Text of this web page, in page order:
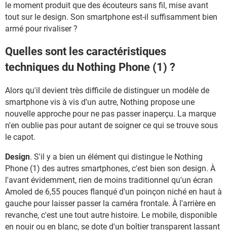
le moment produit que des écouteurs sans fil, mise avant
tout sur le design. Son smartphone est-il suffisamment bien
armé pour rivaliser ?
Quelles sont les caractéristiques
techniques du Nothing Phone (1) ?
Alors qu'il devient très difficile de distinguer un modèle de
smartphone vis à vis d'un autre, Nothing propose une
nouvelle approche pour ne pas passer inaperçu. La marque
n'en oublie pas pour autant de soigner ce qui se trouve sous
le capot.
Design. S'il y a bien un élément qui distingue le Nothing
Phone (1) des autres smartphones, c'est bien son design. À
l'avant évidemment, rien de moins traditionnel qu'un écran
Amoled de 6,55 pouces flanqué d'un poinçon niché en haut à
gauche pour laisser passer la caméra frontale. À l'arrière en
revanche, c'est une tout autre histoire. Le mobile, disponible
en nouir ou en blanc, se dote d'un boîtier transparent lassant